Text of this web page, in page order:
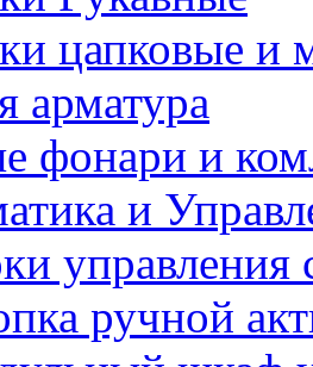
цапковые и
арматура
фонари и
и
ручной